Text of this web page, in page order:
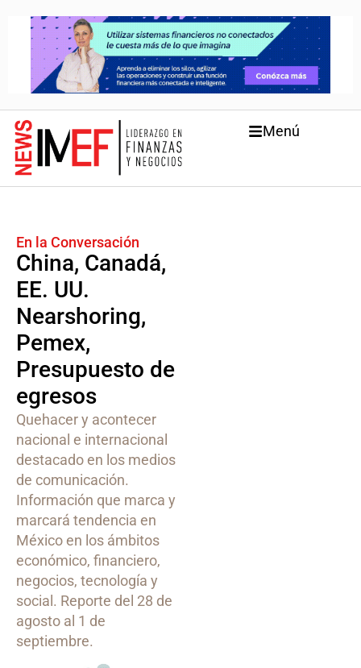
Menú
En la Conversación
China, Canadá,
EE. UU.
Nearshoring,
Pemex,
Presupuesto de
egresos
Quehacer y acontecer
nacional e internacional
destacado en los medios
de comunicación.
Información que marca y
marcará tendencia en
México en los ámbitos
económico, financiero,
negocios, tecnología y
social. Reporte del 28 de
agosto al 1 de
septiembre.